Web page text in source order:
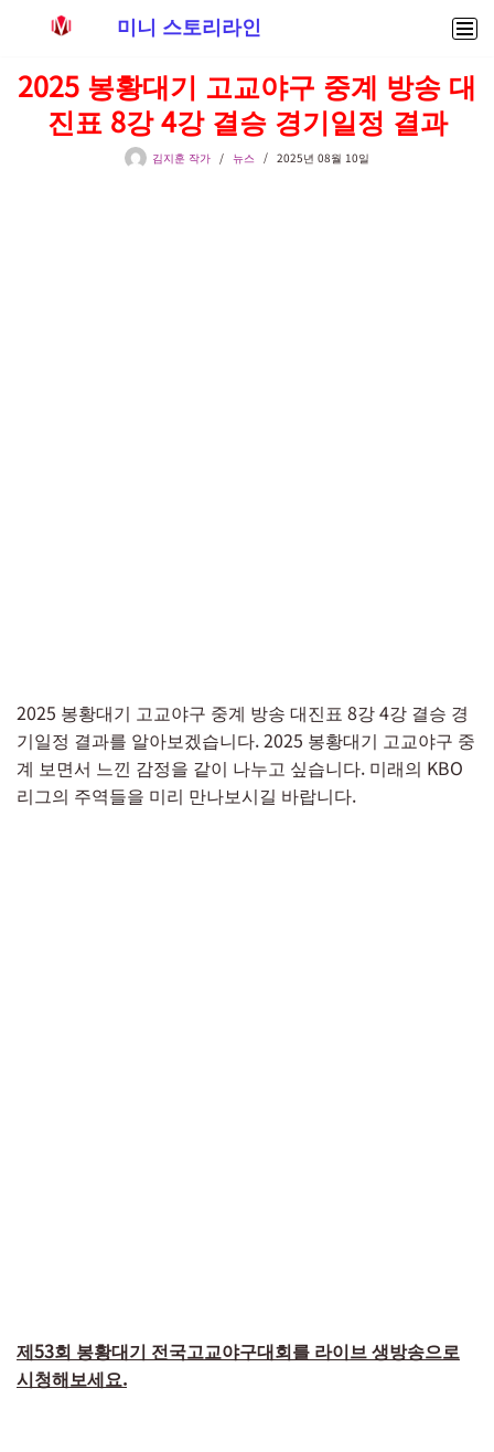
텐
미니 스토리라인
2025 봉황대기 고교야구 중계 방송 대
진표 8강 4강 결승 경기일정 결과
김지훈 작가 뉴스 2025년 08월 10일
2025 봉황대기 고교야구 중계 방송 대진표 8강 4강 결승 경
기일정 결과를 알아보겠습니다. 2025 봉황대기 고교야구 중
계 보면서 느낀 감정을 같이 나누고 싶습니다. 미래의 KBO
리그의 주역들을 미리 만나보시길 바랍니다.
제53회 봉황대기 전국고교야구대회를 라이브 생방송으로
시청해보세요.